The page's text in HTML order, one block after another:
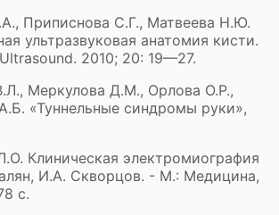
Приписнова С.Г., Матвеева Н.Ю.
ультразвуковая анатомия кисти.
2010; 20: 19—27.
Меркулова Д.М., Орлова О.Р.,
«Туннельные синдромы руки»,
Клиническая электромиография
И.А. Скворцов. - М.: Медицина,
с.